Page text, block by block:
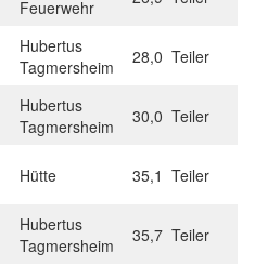
Feuerwehr
Hubertus
Tagmersheim
28,0 Teiler
Hubertus
Tagmersheim
30,0 Teiler
Hütte 35,1 Teiler
Hubertus
Tagmersheim
35,7 Teiler